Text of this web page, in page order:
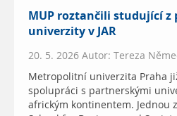
MUP roztančili studující z
univerzity v JAR
20. 5. 2026 Autor: Tereza
Metropolitní univerzita Praha
spolupráci s partnerskými
africkým kontinentem. Jednou